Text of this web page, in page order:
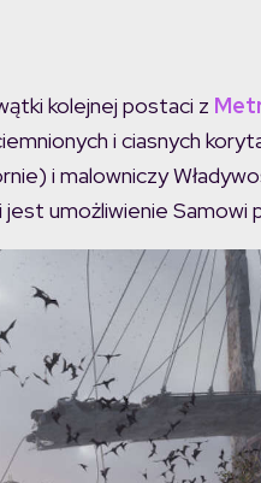
kolejnej postaci z
i ciasnych
i malowniczy
umożliwienie Samowi